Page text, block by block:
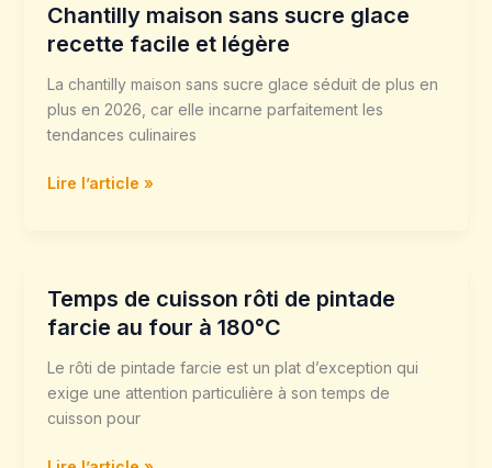
Chantilly maison sans sucre glace
recette facile et légère
La chantilly maison sans sucre glace séduit de plus en
plus en 2026, car elle incarne parfaitement les
tendances culinaires
Lire l’article »
Temps de cuisson rôti de pintade
farcie au four à 180°C
Le rôti de pintade farcie est un plat d’exception qui
exige une attention particulière à son temps de
cuisson pour
Temps
de
rôti
de
pintade